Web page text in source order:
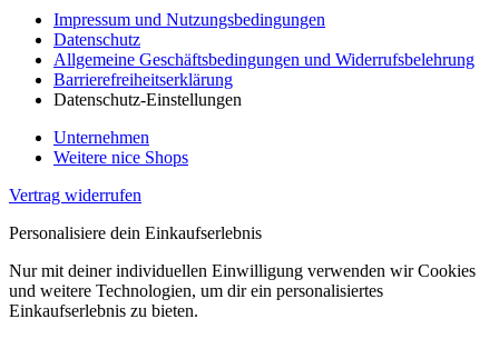
Impressum und Nutzungsbedingungen
Datenschutz
Allgemeine Geschäftsbedingungen und Widerrufsbelehrung
Barrierefreiheitserklärung
Datenschutz-Einstellungen
Unternehmen
Weitere nice Shops
Vertrag widerrufen
Personalisiere dein Einkaufserlebnis
Nur mit deiner individuellen Einwilligung verwenden wir Cookies
und weitere Technologien, um dir ein personalisiertes
Einkaufserlebnis zu bieten.